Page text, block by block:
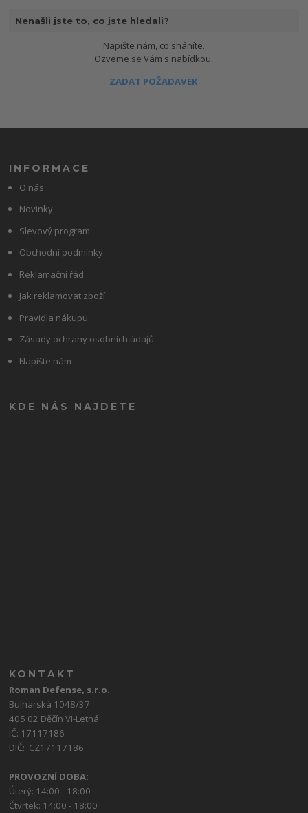
Nenašli jste to, co jste hledali?
Napište nám, co sháníte.
Ozveme se Vám s nabídkou.
ZADAT POŽADAVEK
INFORMACE
O nás
Novinky
Slevový program
Obchodní podmínky
Reklamační řád
Jak reklamovat zboží
Pravidla nákupu
Zásady ochrany osobních údajů
Napište nám
KDE NÁS NAJDETE
KONTAKT
Roman Defense, s.r.o.
Bulharská 1048/37
405 02 Děčín VI-Letná
IČ: 17117186
DIČ: CZ17117186
PROVOZNÍ DOBA:
Úterý: 14:00 - 18:00
Čtvrtek: 14:00 - 18:00